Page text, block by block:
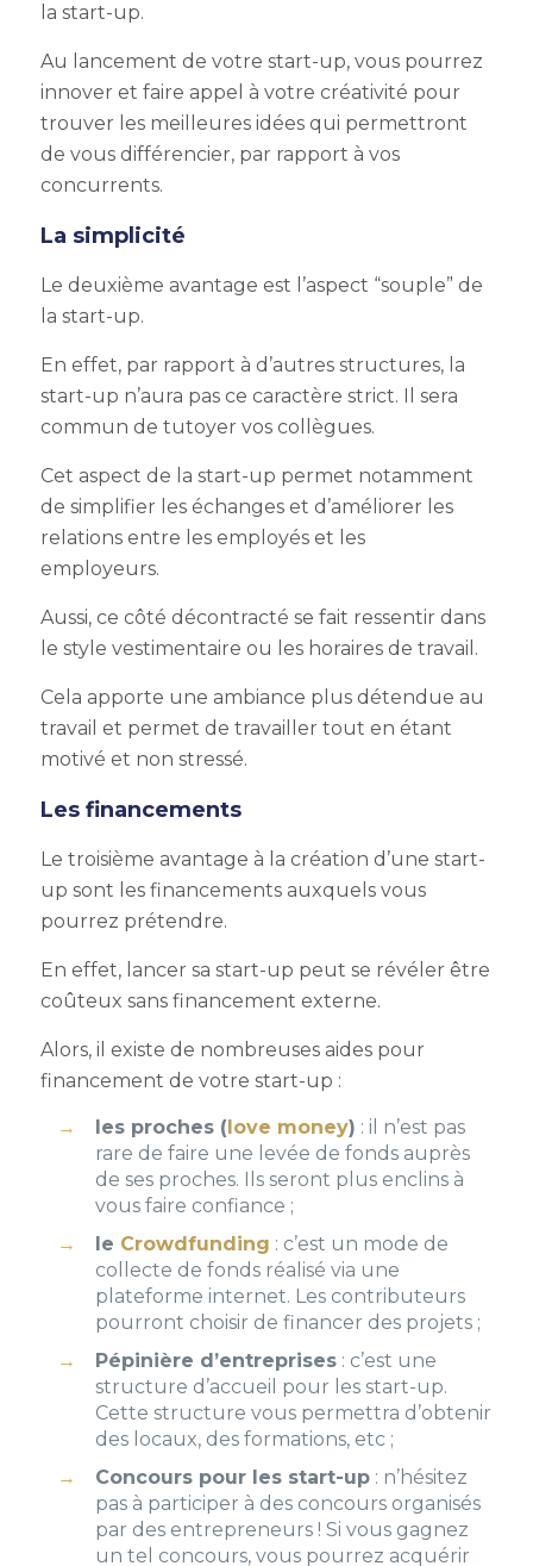
la start-up.
Au lancement de votre start-up, vous pourrez
innover et faire appel à votre créativité pour
trouver les meilleures idées qui permettront
de vous différencier, par rapport à vos
concurrents.
La simplicité
Le deuxième avantage est l’aspect “souple” de
la start-up.
En effet, par rapport à d’autres structures, la
start-up n’aura pas ce caractère strict. Il sera
commun de tutoyer vos collègues.
Cet aspect de la start-up permet notamment
de simplifier les échanges et d’améliorer les
relations entre les employés et les
employeurs.
Aussi, ce côté décontracté se fait ressentir dans
le style vestimentaire ou les horaires de travail.
Cela apporte une ambiance plus détendue au
travail et permet de travailler tout en étant
motivé et non stressé.
Les financements
Le troisième avantage à la création d’une start-
up sont les financements auxquels vous
pourrez prétendre.
En effet, lancer sa start-up peut se révéler être
coûteux sans financement externe.
Alors, il existe de nombreuses aidespour
financement de votre start-up :
les proches (love money) : il n’est pas
rare de faire une levée de fonds auprès
de ses proches. Ils seront plus enclins à
vous faire confiance ;
le Crowdfunding : c’est un mode de
collecte de fonds réalisé via une
plateforme internet. Les contributeurs
pourront choisir de financer des projets ;
Pépinière d’entreprises: c’est une
structure d’accueil pour les start-up.
Cette structure vous permettra d’obtenir
des locaux, des formations, etc ;
Concours pour les start-up: n’hésitez
pas à participer à des concours organisés
par des entrepreneurs ! Si vous gagnez
un tel concours, vous pourrez acquérir